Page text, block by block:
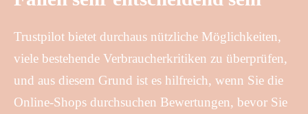
Trustpilot bietet durchaus nützliche Möglichkeiten,
viele bestehende Verbraucherkritiken zu überprüfen,
und aus diesem Grund ist es hilfreich, wenn Sie die
Online-Shops durchsuchen Bewertungen, bevor Sie